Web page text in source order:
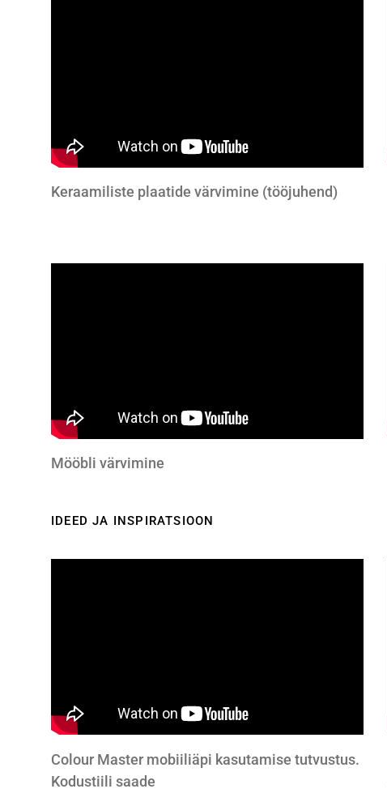
Keraamiliste plaatide värvimine (tööjuhend)
Mööbli värvimine
IDEED JA INSPIRATSIOON
Colour Master mobiiliäpi kasutamise tutvustus.
Kodustiili saade